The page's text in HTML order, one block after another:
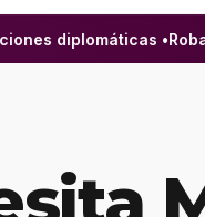
diplomáticas •Roban